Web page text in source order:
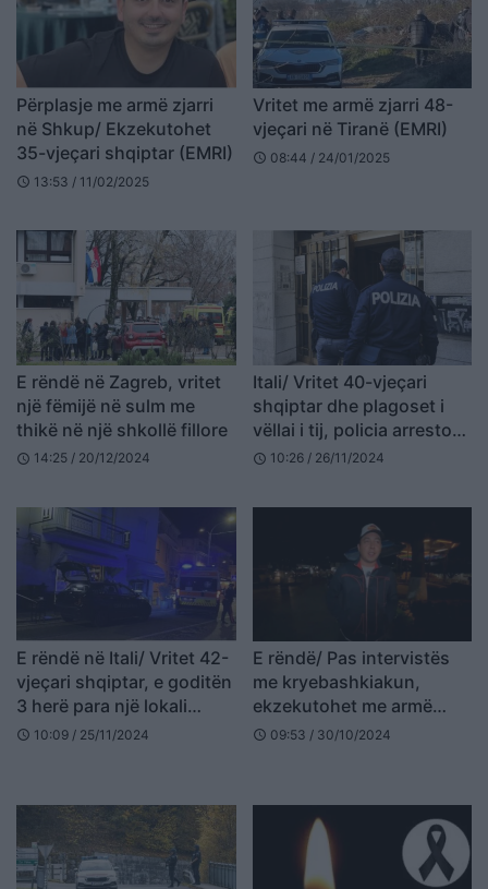
Përplasje me armë zjarri
në Shkup/ Ekzekutohet
35-vjeçari shqiptar (EMRI)
schedule 13:53 / 11/02/2025
Vritet me armë zjarri 48-
vjeçari në Tiranë (EMRI)
schedule 08:44 / 24/01/2025
E rëndë në Zagreb, vritet
një fëmijë në sulm me
thikë në një shkollë fillore
schedule 14:25 / 20/12/2024
Itali/ Vritet 40-vjeçari
shqiptar dhe plagoset i
vëllai i tij, policia arreston
2 autorët e dyshuar
schedule 10:26 / 26/11/2024
E rëndë në Itali/ Vritet 42-
vjeçari shqiptar, e goditën
3 herë para një lokali
(EMRI)
schedule 10:09 / 25/11/2024
E rëndë/ Pas intervistës
me kryebashkiakun,
ekzekutohet me armë
zjarri gazetari 25-vjeçar
schedule 09:53 / 30/10/2024